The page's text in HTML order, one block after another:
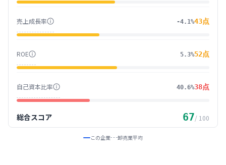
売上成長率 -4.1%43点
ROE 5.3%52点
自己資本比率 40.6%38点
総合スコア 67/ 100
この企業 卸売業平均